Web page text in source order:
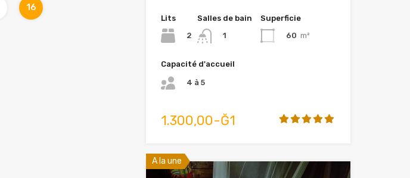
16
Lits
2
Salles de bain
1
Superficie
60 m²
Capacité d'accueil
4 à 5
1.300,00-Ğ1
A la une